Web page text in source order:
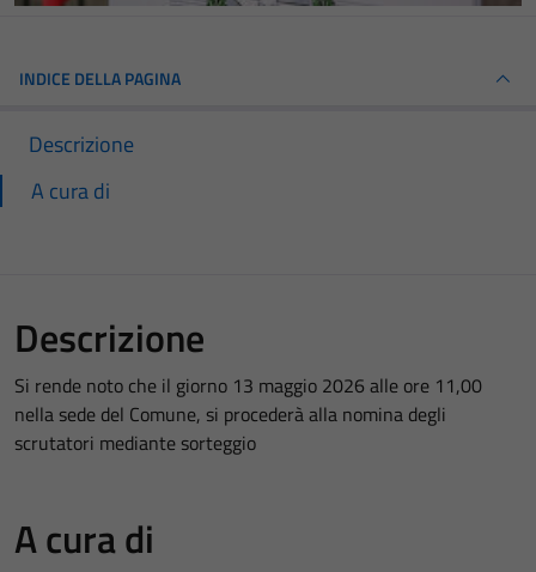
INDICE DELLA PAGINA
Descrizione
A cura di
Descrizione
Si rende noto che il giorno 13 maggio 2026 alle ore 11,00
nella sede del Comune, si procederà alla nomina degli
scrutatori mediante sorteggio
A cura di